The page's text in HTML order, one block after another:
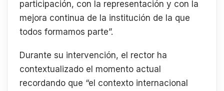
participación, con la representación y con la
mejora continua de la institución de la que
todos formamos parte”.
Durante su intervención, el rector ha
contextualizado el momento actual
recordando que “el contexto internacional